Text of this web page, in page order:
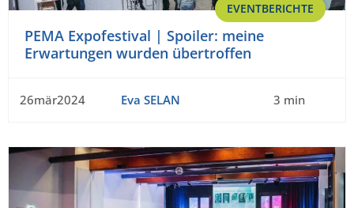
EVENTBERICHTE
PEMA Expofestival | Spoiler: meine
Erwartungen wurden übertroffen
26mär2024 Eva SELAN 3 min